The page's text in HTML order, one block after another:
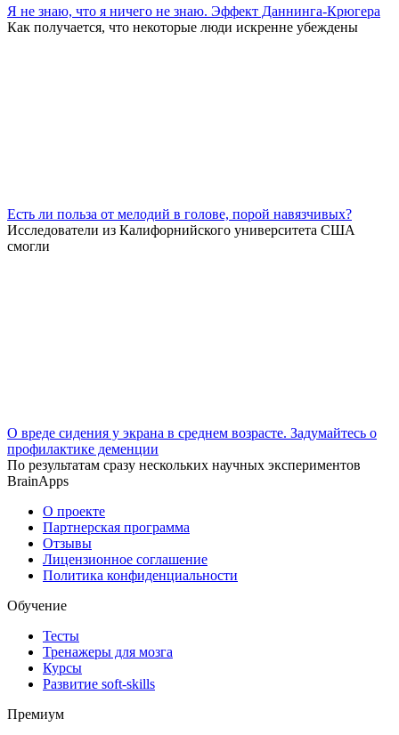
Я не знаю, что я ничего не знаю. Эффект Даннинга-Крюгера
Как получается, что некоторые люди искренне убеждены
Есть ли польза от мелодий в голове, порой навязчивых?
Исследователи из Калифорнийского университета США
смогли
О вреде сидения у экрана в среднем возрасте. Задумайтесь о
профилактике деменции
По результатам сразу нескольких научных экспериментов
BrainApps
О проекте
Партнерская программа
Отзывы
Лицензионное соглашение
Политика конфиденциальности
Обучение
Тесты
Тренажеры для мозга
Курсы
Развитие soft-skills
Премиум